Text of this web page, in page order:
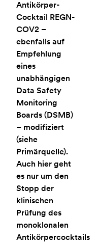
Antikörper-
Cocktail REGN-
COV2 –
ebenfalls auf
Empfehlung
eines
unabhängigen
Data Safety
Monitoring
Boards (DSMB)
– modifiziert
(siehe
Primärquelle).
Auch hier geht
es nur um den
Stopp der
klinischen
Prüfung des
monoklonalen
Antikörpercocktails